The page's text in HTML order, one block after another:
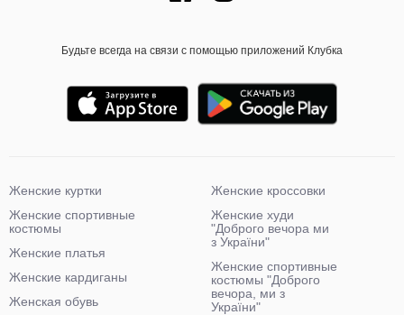
Будьте всегда на связи с помощью приложений Клубка
Женские куртки
Женские спортивные
костюмы
Женские платья
Женские кардиганы
Женская обувь
Женские кроссовки
Женские худи
"Доброго вечора ми
з України"
Женские спортивные
костюмы "Доброго
вечора, ми з
України"